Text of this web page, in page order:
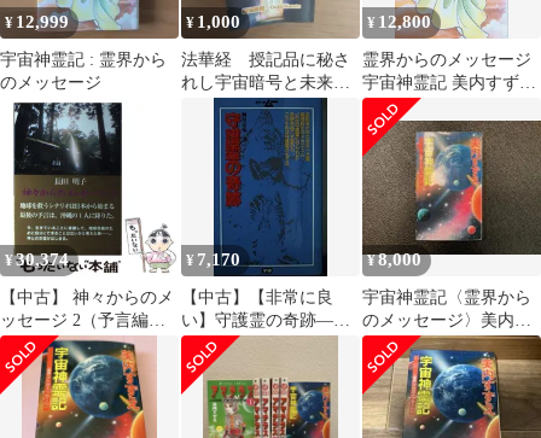
¥ 12,999
宇宙神霊記 : 霊界から
のメッセージ
¥ 1,000
法華経 授記品に秘さ
れし宇宙暗号と未来予
¥ 12,800
霊界からのメッセージ
宇宙神霊記 美内すずえ
1992年 新装丁版 学習研
究社
¥ 30,374
【中古】 神々からのメ
ッセージ 2（予言編） /
長田明子 / 新星出版
¥ 7,170
【中古】【非常に良
い】守護霊の奇跡―運
命を切り開く霊のエネ
ルギー (学研ポケット
ムー・シリーズ (9))
¥8,000
宇宙神霊記〈霊界から
のメッセージ〉美内す
ずえ